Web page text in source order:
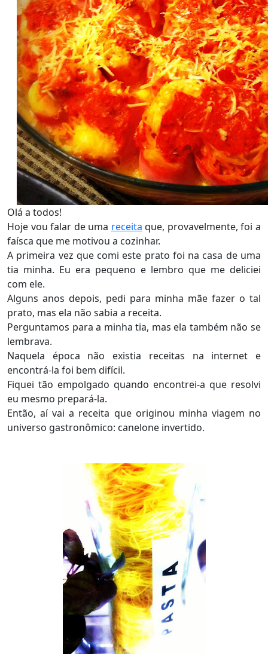
Olá a todos!
Hoje vou falar de uma receita que, provavelmente, foi a
faísca que me motivou a cozinhar.
A primeira vez que comi este prato foi na casa de uma
tia minha. Eu era pequeno e lembro que me deliciei
com ele.
Alguns anos depois, pedi para minha mãe fazer o tal
prato, mas ela não sabia a receita.
Perguntamos para a minha tia, mas ela também não se
lembrava.
Naquela época não existia receitas na internet e
encontrá-la foi bem difícil.
Fiquei tão empolgado quando encontrei-a que resolvi
eu mesmo prepará-la.
Então, aí vai a receita que originou minha viagem no
universo gastronômico: canelone invertido.